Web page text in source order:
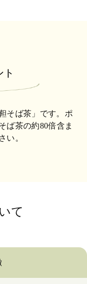
そば茶」です。ポ
ば茶の約80倍含ま
い。
て